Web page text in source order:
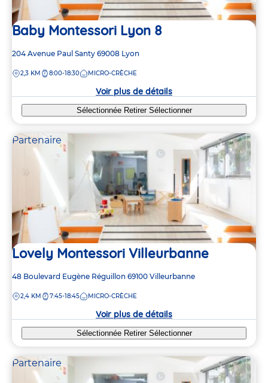
Baby Montessori Lyon 8
Adresse
la
204 Avenue Paul Santy 69008 Lyon
DISTANCE
2,3 KM 8:00-18:30 MICRO-CRÈCHE
Voir plus de détails
Sélectionnée Retirer Sélectionner
Partenaire
Lovely Montessori Villeurbanne
Adresse
la
48 Boulevard Eugène Réguillon 69100 Villeurbanne
DISTANCE
2,4 KM 7:45-18:45 MICRO-CRÈCHE
Voir plus de détails
Sélectionnée Retirer Sélectionner
Partenaire